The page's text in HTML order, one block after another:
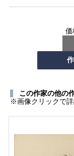
価
この作家の他の
※画像クリックで詳